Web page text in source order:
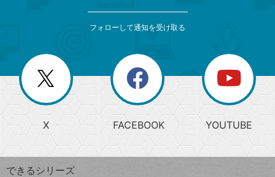
じ
る
search
検
索
上
昇
ワ
ー
閉
じ
る
ー
か
ら
探
す
フォローして通知を受け取る
X FACEBOOK YOUTUBE
できるシリーズ